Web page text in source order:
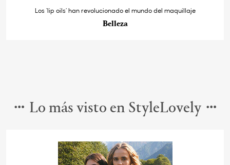
Los ‘lip oils’ han revolucionado el mundo del maquillaje
Belleza
Lo más visto en StyleLovely